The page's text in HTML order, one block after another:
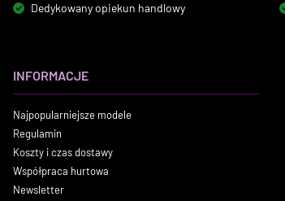
Dedykowany opiekun handlowy
INFORMACJE
Najpopularniejsze modele
Regulamin
Koszty i czas dostawy
Współpraca hurtowa
Newsletter